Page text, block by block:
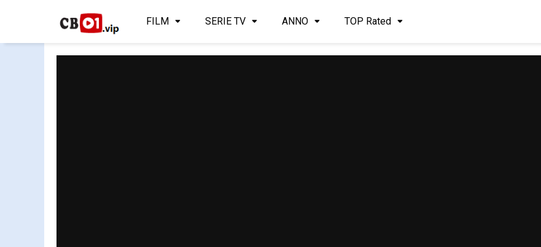
FILM SERIE TV ANNO TOP Rated